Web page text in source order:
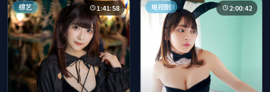
综艺 1:41:58 电视剧 2:00:42